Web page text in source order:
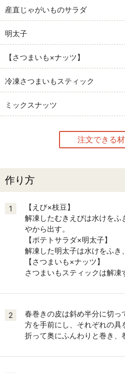
産直じゃがいものサラダ
明太子
【さつまいも×ナッツ】
冷凍さつまいもスティック
ミックスナッツ
注文できる
作り方
1
【えび×枝豆】
解凍したむきえびは水けをふ
やから出す。
【ポテトサラダ×明太子】
解凍した明太子は水けをふき
【さつまいも×ナッツ】
さつまいもスティックは解凍
2
春巻きの皮は斜め半分に切っ
方を手前にし、それぞれの具
折って奥にふんわりと巻き、